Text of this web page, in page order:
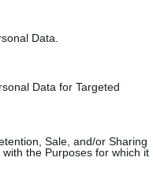
Data.
Data for Targeted
Sale, and/or Sharing
the Purposes for which it